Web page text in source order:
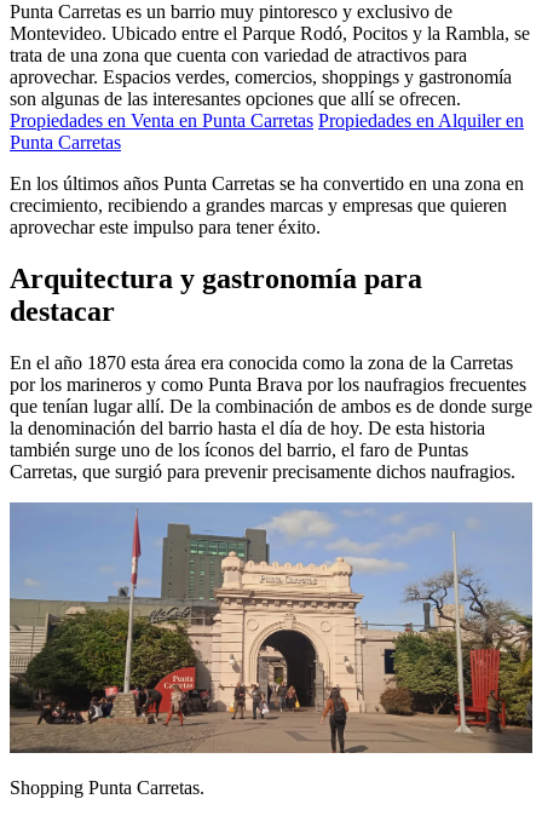
Punta Carretas es un barrio muy pintoresco y exclusivo de
Montevideo. Ubicado entre el Parque Rodó, Pocitos y la Rambla, se
trata de una zona que cuenta con variedad de atractivos para
aprovechar. Espacios verdes, comercios, shoppings y gastronomía
son algunas de las interesantes opciones que allí se ofrecen.
Propiedades en Venta en Punta Carretas Propiedades en Alquiler en
Punta Carretas
En los últimos años Punta Carretas se ha convertido en una zona en
crecimiento, recibiendo a grandes marcas y empresas que quieren
aprovechar este impulso para tener éxito.
Arquitectura y gastronomía para
destacar
En el año 1870 esta área era conocida como la zona de la Carretas
por los marineros y como Punta Brava por los naufragios frecuentes
que tenían lugar allí. De la combinación de ambos es de donde surge
la denominación del barrio hasta el día de hoy. De esta historia
también surge uno de los íconos del barrio, el faro de Puntas
Carretas, que surgió para prevenir precisamente dichos naufragios.
Shopping Punta Carretas.